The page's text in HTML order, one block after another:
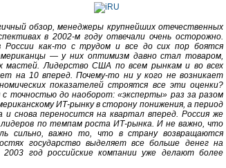
обзор, менеджеры крупнейших отечественных
в2002-м году отвечали очень осторожно.
России как-тос трудом и все до сих пор боятся
— у них оптимизм давно стал товаром,
мастей. Лидерство США по всем рынкам и во всех
на 10 вперед.Почему-то ни у кого не возникает
показателей строятся все эти оценки?
точностью до наоборот: «эксперты» раз за разом
ИТ-рынкув сторону понижения, а период
и снова переносится на квартал вперед. Россия же
по темпам роста ИТ-рынка. И не важно, что
сильно, важно то, что в страну возвращаются
государство выделяет все больше денег на
год российские компании уже делают более